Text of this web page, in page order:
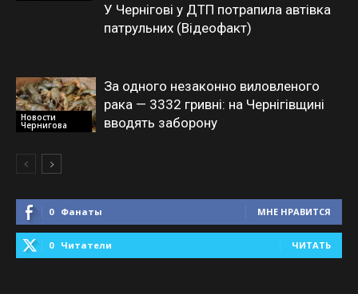
У Чернігові у ДТП потрапила автівка
патрульних (Відеофакт)
Новости
Чернигова
За одного незаконно виловленого
рака — 3332 гривні: на Чернігівщині
вводять заборону
0 Фанаты МНЕ НРАВИТСЯ
0 Читатели ЧИТАТЬ